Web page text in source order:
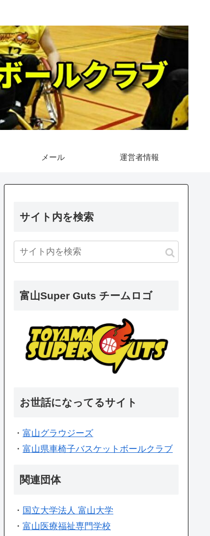
メール 運営者情報
サイト内を検索
富山Super Guts チームロゴ
お世話になってるサイト
・ 富山グラウジーズ
・ 富山県車椅子バスケットボールクラブ
関連団体
・ 国立大学法人 富山大学
・ 富山医療福祉専門学校